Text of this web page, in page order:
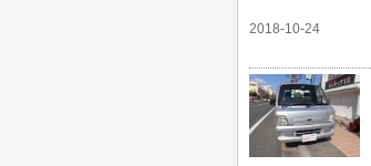
2018-10-24